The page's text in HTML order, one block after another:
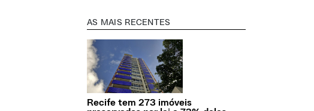
AS MAIS RECENTES
Recife tem 273 imóveis